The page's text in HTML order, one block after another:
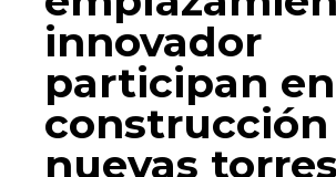
innovador
participan
construcción
nuevas torres